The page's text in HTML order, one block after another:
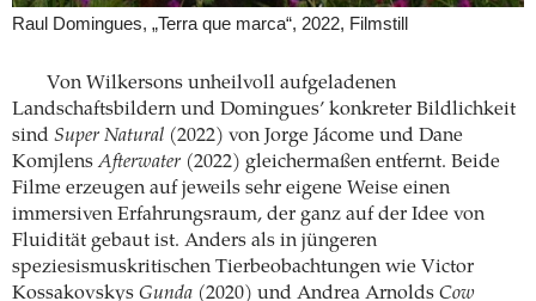
Raul Domingues, „Terra que marca“, 2022, Filmstill
Von Wilkersons unheilvoll aufgeladenen
Landschaftsbildern und Domingues’ konkreter Bildlichkeit
sind Super Natural (2022) von Jorge Jácome und Dane
KomjlensAfterwater (2022) gleichermaßen entfernt. Beide
Filme erzeugen auf jeweils sehr eigene Weise einen
immersiven Erfahrungsraum, der ganz auf der Idee von
Fluidität gebaut ist. Anders als in jüngeren
speziesismuskritischen Tierbeobachtungen wie Victor
Kossakovskys Gunda (2020) und Andrea Arnolds Cow